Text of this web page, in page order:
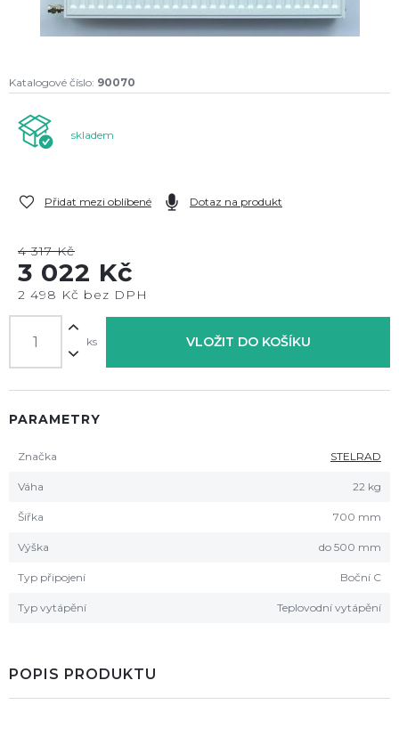
Katalogové číslo: 90070
skladem
Přidat mezi oblíbené Dotaz na produkt
4 317 Kč
3 022 Kč
2 498 Kč bez DPH
ks VLOŽIT DO KOŠÍKU
PARAMETRY
Značka STELRAD
Váha 22 kg
Šířka 700 mm
Výška do 500 mm
Typ připojení Boční C
Typ vytápění Teplovodní vytápění
POPIS PRODUKTU